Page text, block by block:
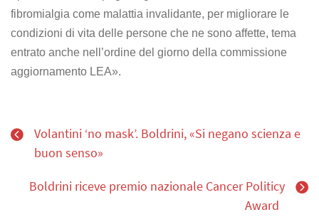
fibromialgia come malattia invalidante, per migliorare le
condizioni di vita delle persone che ne sono affette, tema
entrato anche nell’ordine del giorno della commissione
aggiornamento LEA».
Volantini ‘no mask’. Boldrini, «Si negano scienza e
buon senso»
Boldrini riceve premio nazionale Cancer Politicy
Award